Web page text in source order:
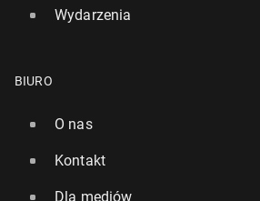
Wydarzenia
BIURO
O nas
Kontakt
Dla mediów